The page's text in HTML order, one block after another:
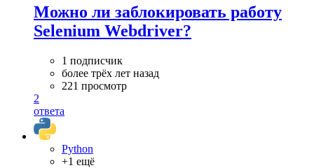
Можно ли заблокировать работу
Selenium Webdriver?
1 подписчик
более трёх лет назад
221 просмотр
2
ответа
Python
+1 ещё